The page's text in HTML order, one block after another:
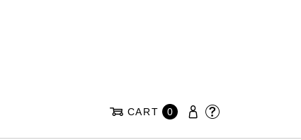
CART 0